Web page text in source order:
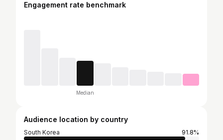
Engagement rate benchmark
Median
Audience location by country
South Korea
91.8%